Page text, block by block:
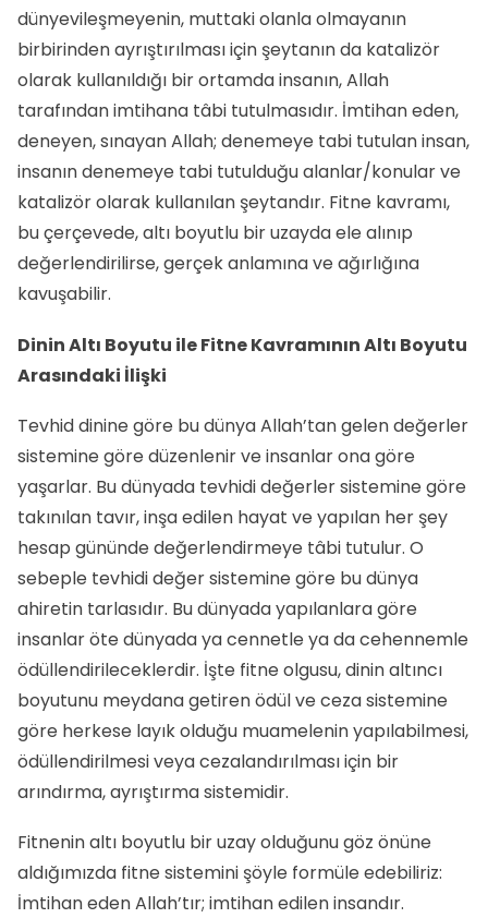
dünyevileşmeyenin, muttaki olanla olmayanın
birbirinden ayrıştırılması için şeytanın da katalizör
olarak kullanıldığı bir ortamda insanın, Allah
tarafından imtihana tâbi tutulmasıdır. İmtihan eden,
deneyen, sınayan Allah; denemeye tabi tutulan insan,
insanın denemeye tabi tutulduğu alanlar/konular ve
katalizör olarak kullanılan şeytandır. Fitne kavramı,
bu çerçevede, altı boyutlu bir uzayda ele alınıp
değerlendirilirse, gerçek anlamına ve ağırlığına
kavuşabilir.
Dinin Altı Boyutu ile Fitne Kavramının Altı Boyutu
Arasındaki İlişki
Tevhid dinine göre bu dünya Allah’tan gelen değerler
sistemine göre düzenlenir ve insanlar ona göre
yaşarlar. Bu dünyada tevhidi değerler sistemine göre
takınılan tavır, inşa edilen hayat ve yapılan her şey
hesap gününde değerlendirmeye tâbi tutulur. O
sebeple tevhidi değer sistemine göre bu dünya
ahiretin tarlasıdır. Bu dünyada yapılanlara göre
insanlar öte dünyada ya cennetle ya da cehennemle
ödüllendirileceklerdir. İşte fitne olgusu, dinin altıncı
boyutunu meydana getiren ödül ve ceza sistemine
göre herkese layık olduğu muamelenin yapılabilmesi,
ödüllendirilmesi veya cezalandırılması için bir
arındırma, ayrıştırma sistemidir.
Fitnenin altı boyutlu bir uzay olduğunu göz önüne
aldığımızda fitne sistemini şöyle formüle edebiliriz:
İmtihan eden Allah’tır; imtihan edilen insandır.